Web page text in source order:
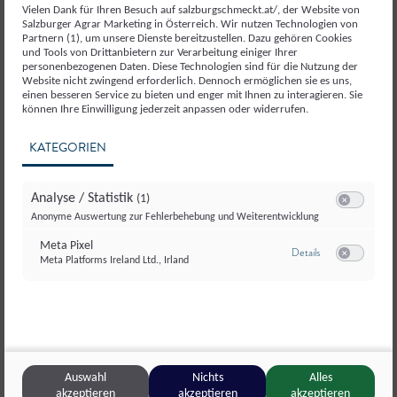
Vielen Dank für Ihren Besuch auf salzburgschmeckt.at/, der Website von
Salzburger Agrar Marketing in Österreich. Wir nutzen Technologien von
Partnern (1), um unsere Dienste bereitzustellen. Dazu gehören Cookies
und Tools von Drittanbietern zur Verarbeitung einiger Ihrer
personenbezogenen Daten. Diese Technologien sind für die Nutzung der
Website nicht zwingend erforderlich. Dennoch ermöglichen sie es uns,
einen besseren Service zu bieten und enger mit Ihnen zu interagieren. Sie
können Ihre Einwilligung jederzeit anpassen oder widerrufen.
KATEGORIEN
Analyse / Statistik (1)
Anonyme Auswertung zur Fehlerbehebung und Weiterentwicklung
Meta Pixel
Meta Platforms Ireland Ltd., Irland
Detailszu Meta Pixel
Auswahl
akzeptieren
Nichts
akzeptieren
Alles
akzeptieren